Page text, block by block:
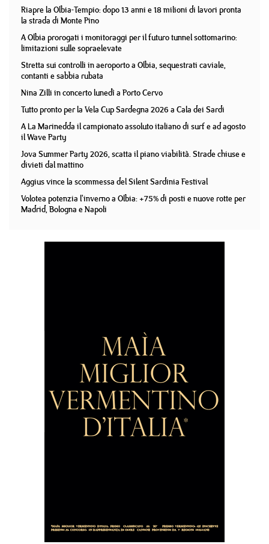
Riapre la Olbia-Tempio: dopo 13 anni e 18 milioni di lavori pronta
la strada di Monte Pino
A Olbia prorogati i monitoraggi per il futuro tunnel sottomarino:
limitazioni sulle sopraelevate
Stretta sui controlli in aeroporto a Olbia, sequestrati caviale,
contanti e sabbia rubata
Nina Zilli in concerto lunedì a Porto Cervo
Tutto pronto per la Vela Cup Sardegna 2026 a Cala dei Sardi
A La Marinedda il campionato assoluto italiano di surf e ad agosto
il Wave Party
Jova Summer Party 2026, scatta il piano viabilità. Strade chiuse e
divieti dal mattino
Aggius vince la scommessa del Silent Sardinia Festival
Volotea potenzia l'inverno a Olbia: +75% di posti e nuove rotte per
Madrid, Bologna e Napoli